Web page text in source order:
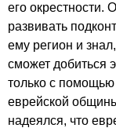
его окрестности.
развивать
ему регион и
сможет добиться
только с помощью
еврейской
надеялся, что